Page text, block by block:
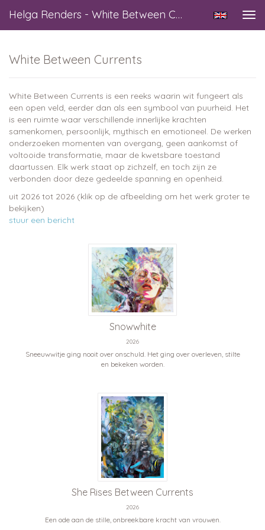
Helga Renders - White Between Currents
White Between Currents
White Between Currents is een reeks waarin wit fungeert als
een open veld, eerder dan als een symbool van puurheid. Het
is een ruimte waar verschillende innerlijke krachten
samenkomen, persoonlijk, mythisch en emotioneel. De werken
onderzoeken momenten van overgang, geen aankomst of
voltooide transformatie, maar de kwetsbare toestand
daartussen. Elk werk staat op zichzelf, en toch zijn ze
verbonden door deze gedeelde spanning en openheid.
uit 2026 tot 2026 (klik op de afbeelding om het werk groter te
bekijken)
stuur een bericht
Snowwhite
2026
Sneeuwwitje ging nooit over onschuld. Het ging over overleven, stilte
en bekeken worden.
She Rises Between Currents
2026
Een ode aan de stille, onbreekbare kracht van vrouwen.